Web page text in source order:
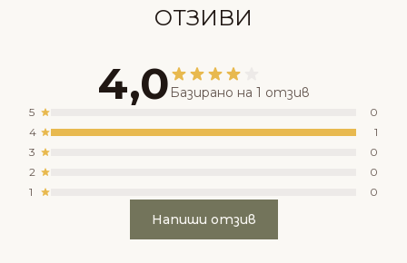
ОТЗИВИ
4,0 Базирано на 1 отзив
5
0
4
1
3
0
2
0
1
0
Напиши отзив